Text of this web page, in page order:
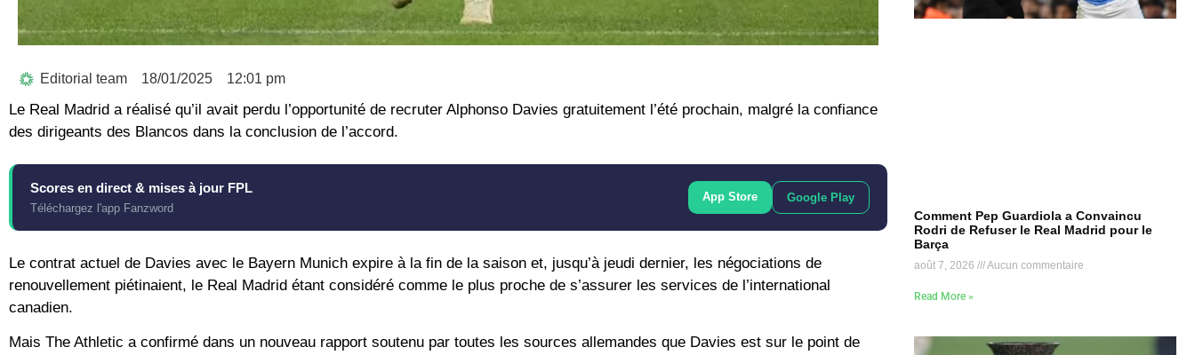
Editorial team 18/01/2025 12:01 pm
Le Real Madrid a réalisé qu’il avait perdu l’opportunité de recruter Alphonso Davies gratuitement l’été prochain, malgré la confiance
des dirigeants des Blancos dans la conclusion de l’accord.
Scores en direct & mises à jour FPL
Téléchargez l'app Fanzword
App Store Google Play
Le contrat actuel de Davies avec le Bayern Munich expire à la fin de la saison et, jusqu’à jeudi dernier, les négociations de
renouvellement piétinaient, le Real Madrid étant considéré comme le plus proche de s’assurer les services de l’international
canadien.
Mais The Athletic a confirmé dans un nouveau rapport soutenu par toutes les sources allemandes que Davies est sur le point de
Comment Pep Guardiola a Convaincu
Rodri de Refuser le Real Madrid pour le
Barça
août 7, 2026 Aucun commentaire
Read More »